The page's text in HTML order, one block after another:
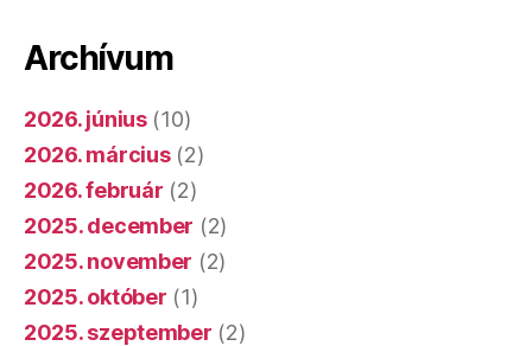
Archívum
2026. június(10)
2026. március(2)
2026. február (2)
2025. december (2)
2025. november (2)
2025. október (1)
2025. szeptember (2)